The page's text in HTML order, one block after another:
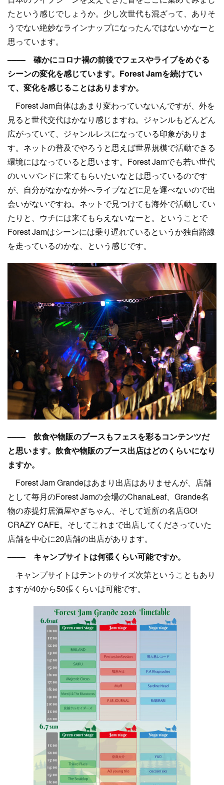
たという感じでしょうか。少し次世代も混ざって、ありそ
うでない絶妙なラインナップになったんではないかなーと
思っています。
–––– 確かにコロナ禍の前後でフェスやライブをめぐる
シーンの変化を感じています。Forest Jamを続けてい
て、変化を感じることはありますか。
Forest Jam自体はあまり変わっていないんですが、外を
見ると世代交代はかなり感じますね。ジャンルもどんどん
広がっていて、ジャンルレスになっている印象がありま
す。ネットの普及でやろうと思えば世界規模で活動できる
環境にはなっていると思います。Forest Jamでも若い世代
のいいバンドに来てもらいたいなとは思っているのです
が、自分がなかなか外へライブなどに足を運べないので出
会いがないですね。ネットで見つけても海外で活動してい
たりと、ウチには来てもらえないなーと。ということで
Forest Jamはシーンには乗り遅れているというか独自路線
を走っているのかな、という感じです。
–––– 飲食や物販のブースもフェスを彩るコンテンツだ
と思います。飲食や物販のブース出店はどのくらいになり
ますか。
Forest Jam Grandeはあまり出店はありませんが、店舗
として毎月のForest Jamの会場のChanaLeaf、Grande名
物の赤提灯居酒屋やぎちゃん、そして近所の名店GO!
CRAZY CAFE。そしてこれまで出店してくださっていた
店舗を中心に20店舗の出店があります。
–––– キャンプサイトは何張くらい可能ですか。
キャンプサイトはテントのサイズ次第ということもあり
ますが40から50張くらいは可能です。